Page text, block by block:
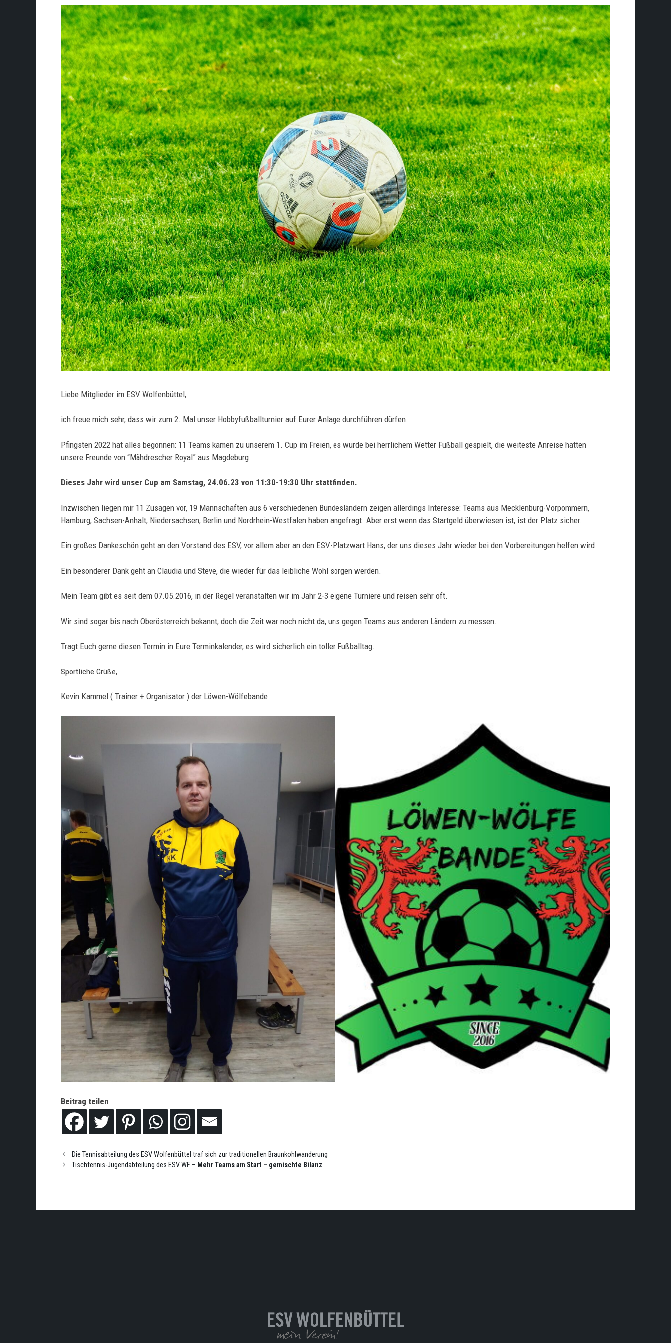
Liebe Mitglieder im ESV Wolfenbüttel,
ich freue mich sehr, dass wir zum 2. Mal unser Hobbyfußballturnier auf Eurer Anlage durchführen dürfen.
Pfingsten 2022 hat alles begonnen: 11 Teams kamen zu unserem 1. Cup im Freien, es wurde bei herrlichem Wetter Fußball gespielt, die weiteste Anreise hatten
unsere Freunde von “Mähdrescher Royal” aus Magdeburg.
Dieses Jahr wird unser Cup am Samstag, 24.06.23 von 11:30-19:30 Uhr stattfinden.
Inzwischen liegen mir 11 Zusagen vor, 19 Mannschaften aus 6 verschiedenen Bundesländern zeigen allerdings Interesse: Teams aus Mecklenburg-Vorpommern,
Hamburg, Sachsen-Anhalt, Niedersachsen, Berlin und Nordrhein-Westfalen haben angefragt. Aber erst wenn das Startgeld überwiesen ist, ist der Platz sicher.
Ein großes Dankeschön geht an den Vorstand des ESV, vor allem aber an den ESV-Platzwart Hans, der uns dieses Jahr wieder bei den Vorbereitungen helfen wird.
Ein besonderer Dank geht an Claudia und Steve, die wieder für das leibliche Wohl sorgen werden.
Mein Team gibt es seit dem 07.05.2016, in der Regel veranstalten wir im Jahr 2-3 eigene Turniere und reisen sehr oft.
Wir sind sogar bis nach Oberösterreich bekannt, doch die Zeit war noch nicht da, uns gegen Teams aus anderen Ländern zu messen.
Tragt Euch gerne diesen Termin in Eure Terminkalender, es wird sicherlich ein toller Fußballtag.
Sportliche Grüße,
Kevin Kammel ( Trainer + Organisator ) der Löwen-Wölfebande
Beitrag teilen
Die Tennisabteilung des ESV Wolfenbüttel traf sich zur traditionellen Braunkohlwanderung
Tischtennis-Jugendabteilung des ESV WF – Mehr Teams am Start – gemischte Bilanz